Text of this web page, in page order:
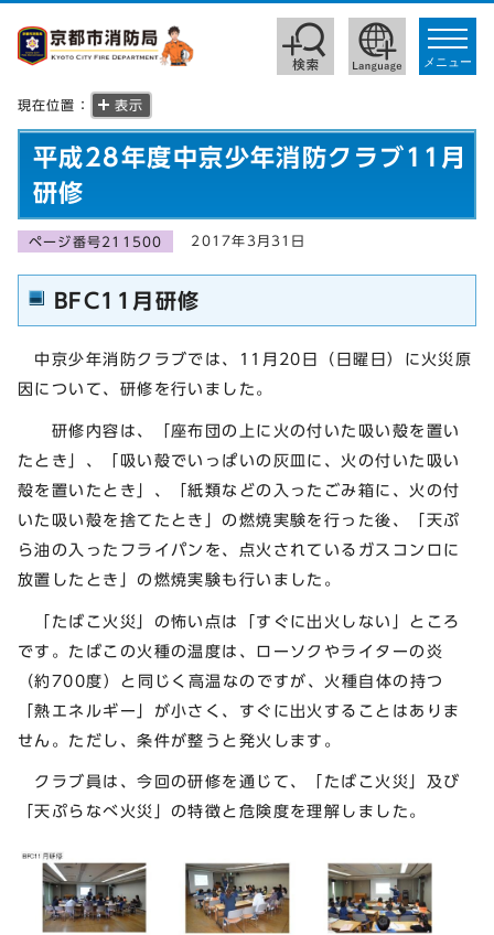
toggle
メニュー
現在位置： 表示
平成28年度中京少年消防クラブ11月
研修
ページ番号211500 2017年3月31日
BFC11月研修
中京少年消防クラブでは、11月20日（日曜日）に火災原
因について、研修を行いました。
研修内容は、「座布団の上に火の付いた吸い殻を置い
たとき」、「吸い殻でいっぱいの灰皿に、火の付いた吸い
殻を置いたとき」、「紙類などの入ったごみ箱に、火の付
いた吸い殻を捨てたとき」の燃焼実験を行った後、「天ぷ
ら油の入ったフライパンを、点火されているガスコンロに
放置したとき」の燃焼実験も行いました。
「たばこ火災」の怖い点は「すぐに出火しない」ところ
です。たばこの火種の温度は、ローソクやライターの炎
（約700度）と同じく高温なのですが、火種自体の持つ
「熱エネルギー」が小さく、すぐに出火することはありま
せん。ただし、条件が整うと発火します。
クラブ員は、今回の研修を通じて、「たばこ火災」及び
「天ぷらなべ火災」の特徴と危険度を理解しました。